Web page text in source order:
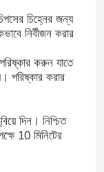
চিহ্নের জন্য
নির্বীজন করার
করুন যাতে
পরিষ্কার করার
দিন। নিশ্চিত
10 মিনিটের